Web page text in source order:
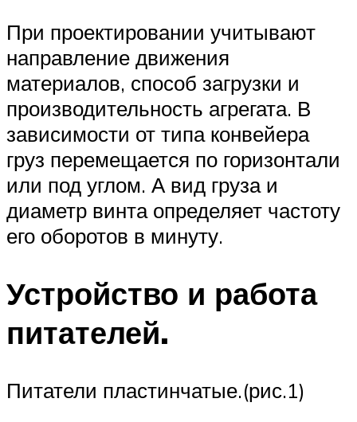
При проектировании учитывают
направление движения
материалов, способ загрузки и
производительность агрегата. В
зависимости от типа конвейера
груз перемещается по горизонтали
или под углом. А вид груза и
диаметр винта определяет частоту
его оборотов в минуту.
Устройство и работа
питателей.
Питатели пластинчатые.(рис.1)